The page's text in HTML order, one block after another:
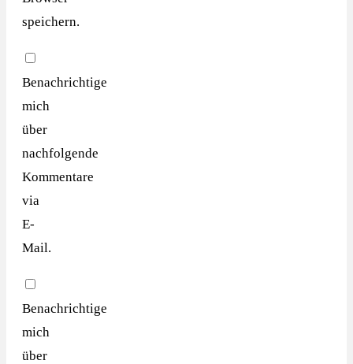
speichern.
Benachrichtige
mich
über
nachfolgende
Kommentare
via
E-
Mail.
Benachrichtige
mich
über